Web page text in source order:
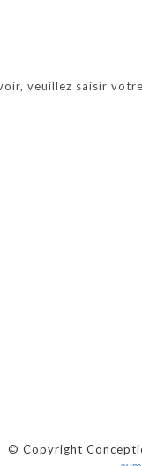
veuillez saisir
© Copyright